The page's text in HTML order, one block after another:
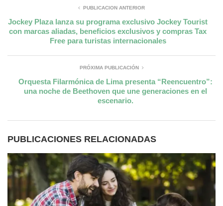
PUBLICACIÓN ANTERIOR
Jockey Plaza lanza su programa exclusivo Jockey Tourist
con marcas aliadas, beneficios exclusivos y compras Tax
Free para turistas internacionales
PRÓXIMA PUBLICACIÓN
Orquesta Filarmónica de Lima presenta “Reencuentro”:
una noche de Beethoven que une generaciones en el
escenario.
PUBLICACIONES RELACIONADAS